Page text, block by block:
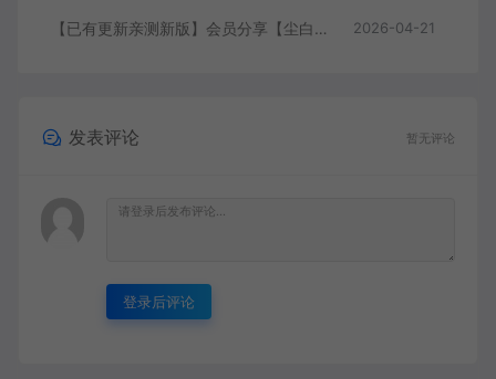
【已有更新亲测新版】会员分享【尘白单机版】二次元射击类网游单机版一键端 2026-04-21
发表评论 暂无评论
登录后评论